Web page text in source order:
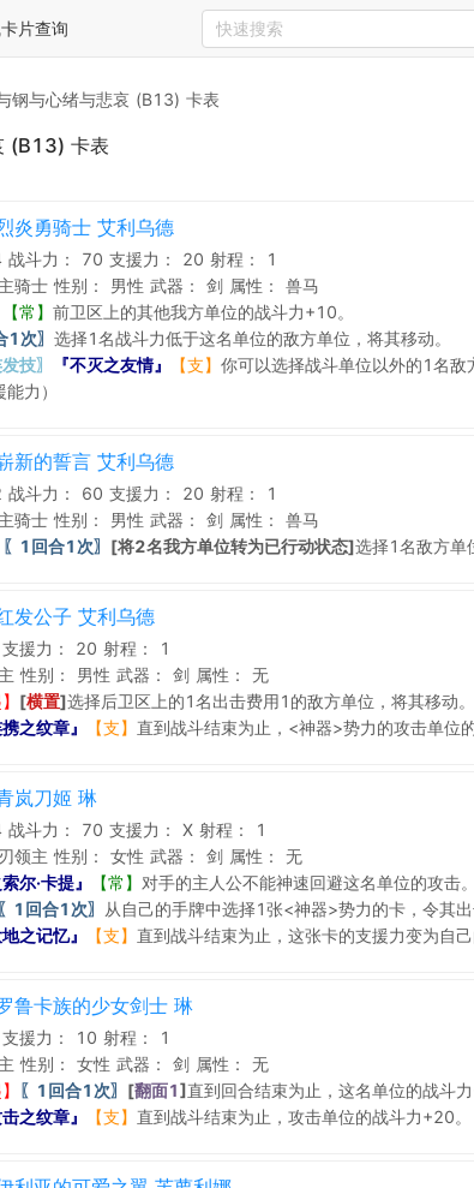
片查询
钢与心绪与悲哀 (B13) 卡表
(B13) 卡表
炎勇骑士 艾利乌德
战斗力： 70 支援力： 20 射程：
1
骑士 性别： 男性 武器： 剑 属性：
兽马
【常】 前卫区上的其他我方单位的战斗力+10。
1次〗 选择1名战斗力低于这名单位的敌方单位，将其移动。
技〗 『不灭之友情』 【支】 你可以选择战斗单位以外的1名
力）
新的誓言 艾利乌德
战斗力： 60 支援力： 20 射程：
1
骑士 性别： 男性 武器： 剑 属性：
兽马
〖1回合1次〗 [将2名我方单位转为已行动状态]选择1名敌方单
发公子 艾利乌德
支援力： 20 射程：
1
性别： 男性 武器： 剑 属性：
无
[横置]选择后卫区上的1名出击费用1的敌方单位，将其移动。
携之纹章』 【支】 直到战斗结束为止，<神器>势力的攻击单位
岚刀姬 琳
战斗力： 70 支援力： X 射程：
1
领主 性别： 女性 武器： 剑 属性：
无
尔·卡提』 【常】 对手的主人公不能神速回避这名单位的攻击
〖1回合1次〗
从自己的手牌中选择1张<神器>势力的卡，令其
地之记忆』 【支】 直到战斗结束为止，这张卡的支援力变为自
鲁卡族的少女剑士 琳
支援力： 10 射程：
1
性别： 女性 武器： 剑 属性：
无
〖1回合1次〗 [翻面1]直到回合结束为止，这名单位的战斗力
击之纹章』 【支】 直到战斗结束为止，攻击单位的战斗力+20。